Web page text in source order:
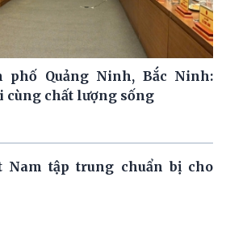
phố Quảng Ninh, Bắc Ninh:
cùng chất lượng sống
Nam tập trung chuẩn bị cho